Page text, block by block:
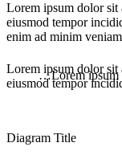
Lorem ipsum dolor sit
eiusmod tempor
enim ad minim
…Lorem ipsum
Lorem ipsum dolor sit
eiusmod tempor
Diagram Title